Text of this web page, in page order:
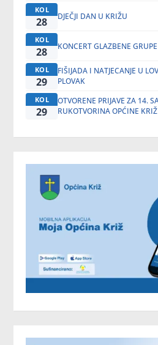
KOL
28 DJEČJI DAN U KRIŽU
KOL
28 KONCERT GLAZBENE
KOL
29
FIŠIJADA I NATJECANJE U
PLOVAK
KOL
29
OTVORENE PRIJAVE ZA 14.
RUKOTVORINA OPĆINE KRIŽ